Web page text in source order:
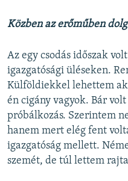
Közben az erőműben
Az egy csodás időszak
igazgatósági üléseken.
Külföldiekkel lehettem
én cigány vagyok. Bár
próbálkozás. Szerintem
hanem mert elég fent
igazgatóság mellett.
szemét, de túl lettem